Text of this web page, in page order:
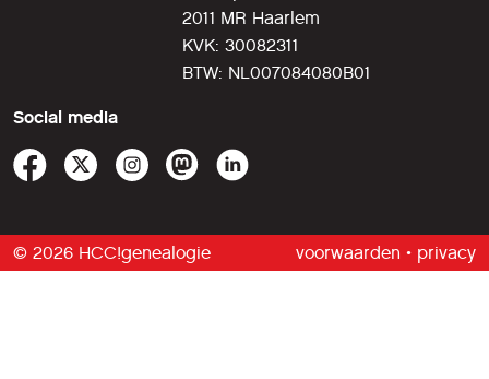
2011 MR Haarlem
KVK: 30082311
BTW: NL007084080B01
Social media
© 2026 HCC!genealogie voorwaarden • privacy